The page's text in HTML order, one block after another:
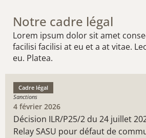
Notre cadre légal
Lorem ipsum dolor sit amet
facilisi facilisi at eu et a at vitae.
eu. Platea.
Décision ILR/P25/2 du 24 juillet
Relay SASU pour défaut de
Cadre légal
Sanctions
4 février 2026